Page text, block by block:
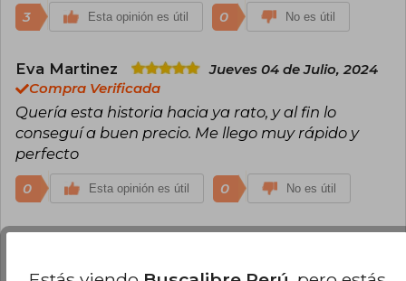
3 Esta opinión es útil 0 No es útil
Eva Martinez
Jueves 04 de Julio, 2024
Compra Verificada
Quería esta historia hacia ya rato, y al fin lo
conseguí a buen precio. Me llego muy rápido y
perfecto
0 Esta opinión es útil 0 No es útil